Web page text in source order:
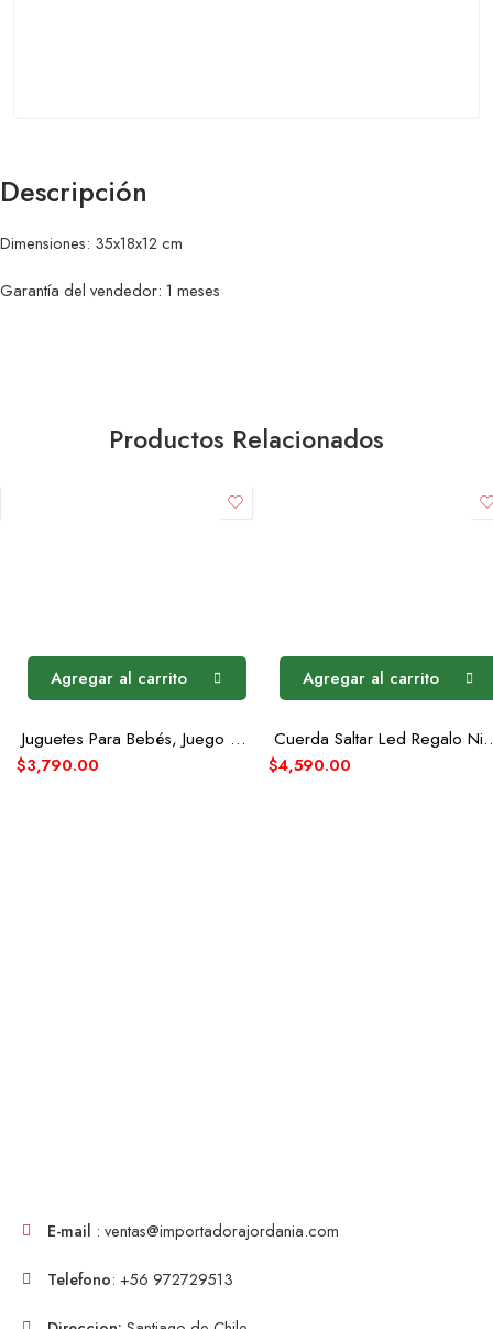
Descripción
Dimensiones: 35x18x12 cm
Garantía del vendedor: 1 meses
Productos Relacionados
Agregar al carrito
Juguetes Para Bebés, Juego De Raquetas De Tenis Seguro
$3,790.00
Agregar al carrito
Cuerda Saltar
$4,590.00
E-mail : ventas@importadorajordania.com
Telefono: +56 972729513